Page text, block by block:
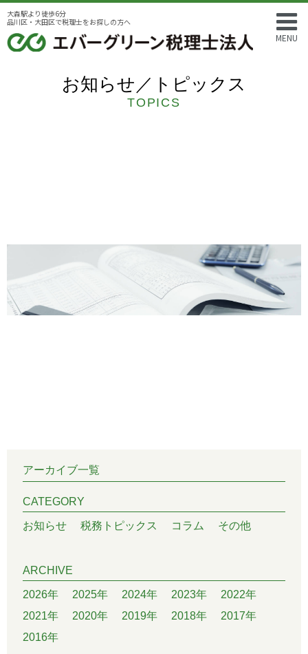
MENU
大森駅より徒歩6分
品川区・大田区で税理士をお探しの方へ
お知らせ／トピックス
TOPICS
アーカイブ一覧
CATEGORY
お知らせ 税務トピックス コラム その他
ARCHIVE
2026年 2025年 2024年 2023年
2022年
2021年
2020年 2019年 2018年
2017年
2016年